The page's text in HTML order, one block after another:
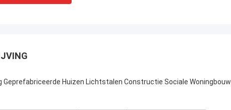
Geprefabriceerde Huizen Lichtstalen Constructie Sociale Woningbouw